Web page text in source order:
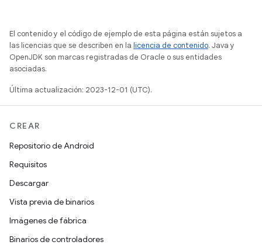
El contenido y el código de ejemplo de esta página están sujetos a
las licencias que se describen en la licencia de contenido. Java y
OpenJDK son marcas registradas de Oracle o sus entidades
asociadas.
Última actualización: 2023-12-01 (UTC).
CREAR
Repositorio de Android
Requisitos
Descargar
Vista previa de binarios
Imágenes de fábrica
Binarios de controladores